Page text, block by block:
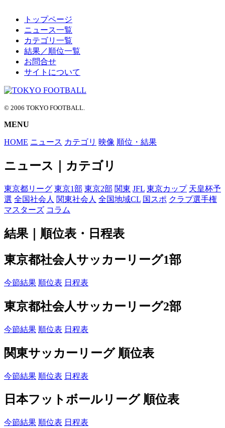
HOME
NEWS
CATEGORY
RANK
PAGETOP
トップページ
ニュース一覧
カテゴリ一覧
結果／順位一覧
お問合せ
サイトについて
© 2006 TOKYO FOOTBALL.
MENU
HOME ニュース カテゴリ 映像 順位・結果
ニュース｜カテゴリ
東京都リーグ 東京1部 東京2部 関東 JFL 東京カップ 天皇杯予
選 全国社会人 関東社会人 全国地域CL 国スポ クラブ選手権
マスターズ コラム
結果｜順位表・日程表
東京都社会人サッカーリーグ1部
今節結果 順位表 日程表
東京都社会人サッカーリーグ2部
今節結果 順位表 日程表
関東サッカーリーグ 順位表
今節結果 順位表 日程表
日本フットボールリーグ 順位表
今節結果 順位表 日程表